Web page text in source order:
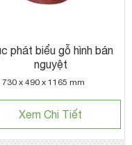
phát biểu gỗ hình bán
nguyệt
730 x 490 x 1165 mm
Xem Chi Tiết